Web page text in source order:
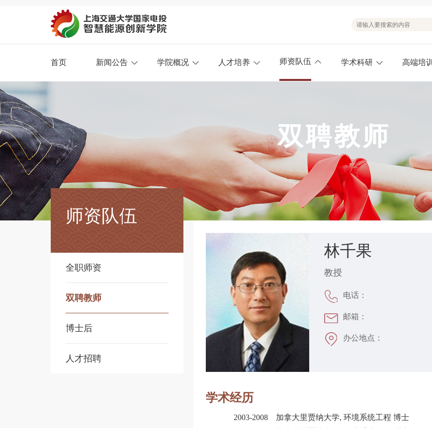
首页 新闻公告 学院概况 人才培养 师资队伍 学术科研 高端培训
双聘教师
师资队伍
全职师资
双聘教师
博士后
人才招聘
林千果
教授
电话：
邮箱：
办公地点：
学术经历
2003-2008 加拿大里贾纳大学, 环境系统工程 博士